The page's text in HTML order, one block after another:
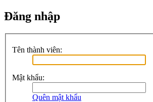
Đăng nhập
Tên thành viên:
Mật khẩu:
Quên mật khẩu